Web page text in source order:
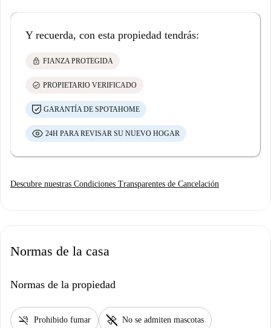
Y recuerda, con esta propiedad tendrás:
lock FIANZA PROTEGIDA
check_circle PROPIETARIO VERIFICADO
GARANTÍA DE SPOTAHOME
24H PARA REVISAR SU NUEVO HOGAR
Descubre nuestras Condiciones Transparentes de Cancelación
Normas de la casa
Normas de la propiedad
smoke_free Prohibido fumar pet_supplies No se admiten mascotas